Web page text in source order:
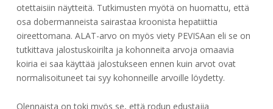
otettaisiin näytteitä. Tutkimusten myötä on huomattu, että
osa dobermanneista sairastaa kroonista hepatiittia
oireettomana. ALAT-arvo on myös viety PEVISAan eli se on
tutkittava jalostuskoirilta ja kohonneita arvoja omaavia
koiria ei saa käyttää jalostukseen ennen kuin arvot ovat
normalisoituneet tai syy kohonneille arvoille löydetty.
Olennaista on toki myös se, että rodun edustajia